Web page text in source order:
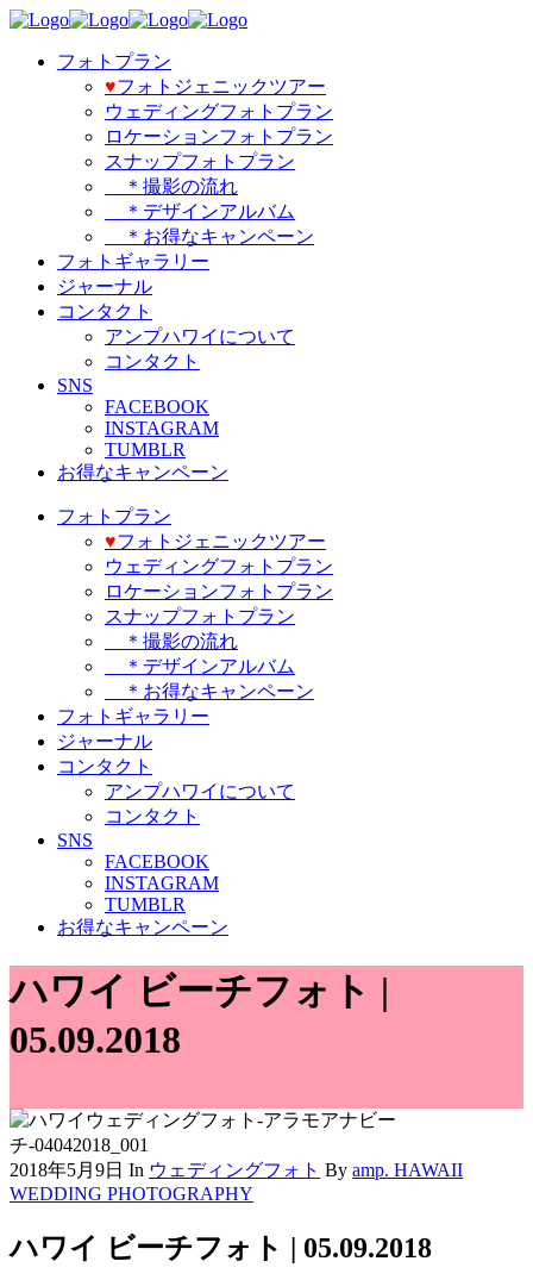
フォトプラン
♥️フォトジェニックツアー
ウェディングフォトプラン
ロケーションフォトプラン
スナップフォトプラン
＊撮影の流れ
＊デザインアルバム
＊お得なキャンペーン
フォトギャラリー
ジャーナル
コンタクト
アンプハワイについて
コンタクト
SNS
FACEBOOK
INSTAGRAM
TUMBLR
お得なキャンペーン
フォトプラン
♥️フォトジェニックツアー
ウェディングフォトプラン
ロケーションフォトプラン
スナップフォトプラン
＊撮影の流れ
＊デザインアルバム
＊お得なキャンペーン
フォトギャラリー
ジャーナル
コンタクト
アンプハワイについて
コンタクト
SNS
FACEBOOK
INSTAGRAM
TUMBLR
お得なキャンペーン
ハワイ ビーチフォト |
05.09.2018
2018年5月9日 In ウェディングフォト By amp. HAWAII
WEDDING PHOTOGRAPHY
ハワイ ビーチフォト | 05.09.2018